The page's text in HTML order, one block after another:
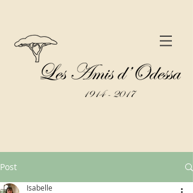
Post
Isabelle